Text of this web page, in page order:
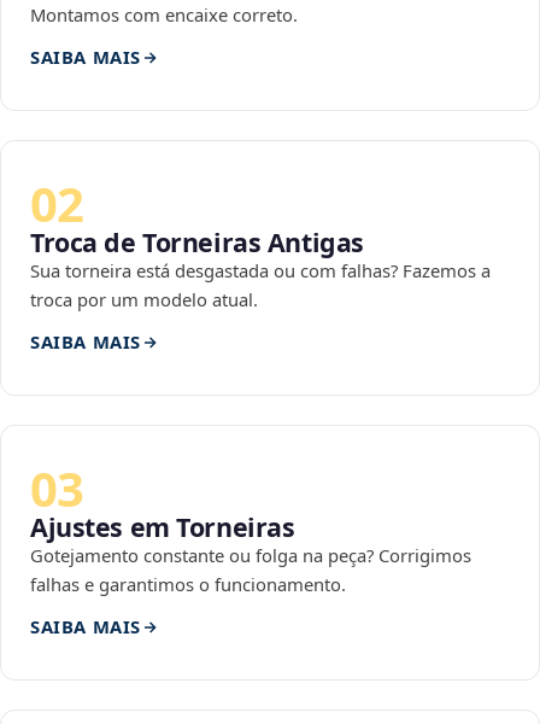
Montamos com encaixe correto.
SAIBA MAIS
02
Troca de Torneiras Antigas
Sua torneira está desgastada ou com falhas? Fazemos a
troca por um modelo atual.
SAIBA MAIS
03
Ajustes em Torneiras
Gotejamento constante ou folga na peça? Corrigimos
falhas e garantimos o funcionamento.
SAIBA MAIS